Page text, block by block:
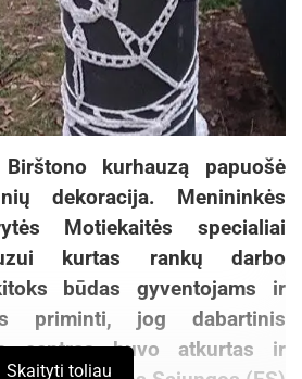
kurhauzą papuošė
dekoracija. Menininkės
Motiekaitės specialiai
kurtas rankų darbo
būdas gyventojams ir
priminti, jog dabartinis
centras buvo atkurtas ir
Skaityti toliau